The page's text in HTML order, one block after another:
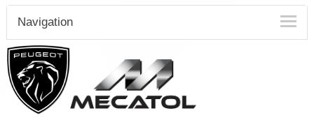
Navigation